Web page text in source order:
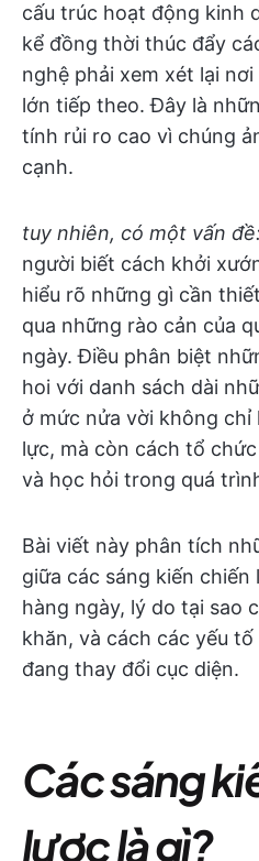
cấu trúc hoạt động kinh
kể đồng thời thúc đẩy
nghệ phải xem xét lại
lớn tiếp theo. Đây là
tính rủi ro cao vì chúng
cạnh.
tuy nhiên, có một vấn đề:
người biết cách khởi
hiểu rõ những gì cần
qua những rào cản của
ngày. Điều phân biệt
hoi với danh sách dài
ở mức nửa vời không chỉ
lực, mà còn cách tổ
và học hỏi trong quá
Bài viết này phân tích
giữa các sáng kiến chiến
hàng ngày, lý do tại sao
khăn, và cách các yếu
đang thay đổi cục diện.
Các sáng
lược là gì?